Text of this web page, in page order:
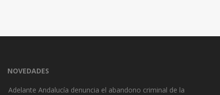
NOVEDADES
Adelante Andalucía denuncia el abandono criminal de la